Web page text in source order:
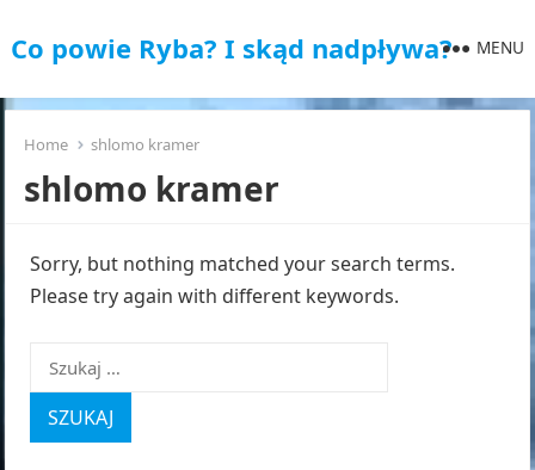
Co powie Ryba? I skąd nadpływa? MENU
Home shlomo kramer
shlomo kramer
Sorry, but nothing matched your search terms.
Please try again with different keywords.
Szukaj: